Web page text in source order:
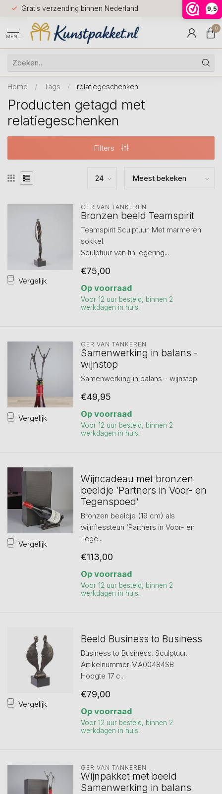
9,5
Gratis verzending binnen Nederland
Voor
huis
9.5
MENU
0
Home / Tags / relatiegeschenken
Producten getagd met
relatiegeschenken
Filters
Vergelijk
GER VAN TANKEREN
Bronzen beeld Teamspirit
Teamspirit Sculptuur. Met marmeren
sokkel.
Sculptuur van tin legering...
€75,00
Op voorraad
Voor 12 uur besteld, binnen 2
werkdagen in huis.
Vergelijk
GER VAN TANKEREN
Samenwerking in balans -
wijnstop
Samenwerking in balans - wijnstop.
€49,95
Op voorraad
Voor 12 uur besteld, binnen 2
werkdagen in huis.
Vergelijk
Wijncadeau met bronzen
beeldje ‘Partners in Voor- en
Tegenspoed’
Bronzen beeldje (19 cm) als
wijnflessteun ‘Partners in Voor- en
Tege...
€113,00
Op voorraad
Voor 12 uur besteld, binnen 2
werkdagen in huis.
Vergelijk
Beeld Business to Business
Business to Business. Sculptuur.
Artikelnummer MA00484SB
Hoogte 17 c...
€79,00
Op voorraad
Voor 12 uur besteld, binnen 2
werkdagen in huis.
GER VAN TANKEREN
Wijnpakket met beeld
Samenwerking in balans